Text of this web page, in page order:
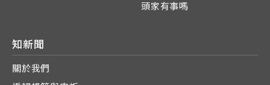
頭家有事嗎
知新聞
關於我們